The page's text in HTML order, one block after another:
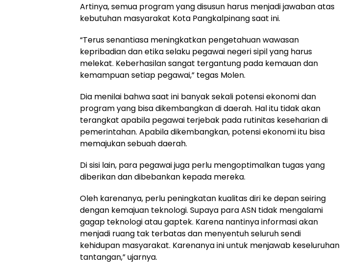
Artinya, semua program yang disusun harus menjadi jawaban atas
kebutuhan masyarakat Kota Pangkalpinang saat ini.
“Terus senantiasa meningkatkan pengetahuan wawasan
kepribadian dan etika selaku pegawai negeri sipil yang harus
melekat. Keberhasilan sangat tergantung pada kemauan dan
kemampuan setiap pegawai,” tegas Molen.
Dia menilai bahwa saat ini banyak sekali potensi ekonomi dan
program yang bisa dikembangkan di daerah. Hal itu tidak akan
terangkat apabila pegawai terjebak pada rutinitas keseharian di
pemerintahan. Apabila dikembangkan, potensi ekonomi itu bisa
memajukan sebuah daerah.
Di sisi lain, para pegawai juga perlu mengoptimalkan tugas yang
diberikan dan dibebankan kepada mereka.
Oleh karenanya, perlu peningkatan kualitas diri ke depan seiring
dengan kemajuan teknologi. Supaya para ASN tidak mengalami
gagap teknologi atau gaptek. Karena nantinya informasi akan
menjadi ruang tak terbatas dan menyentuh seluruh sendi
kehidupan masyarakat. Karenanya ini untuk menjawab keseluruhan
tantangan,” ujarnya.